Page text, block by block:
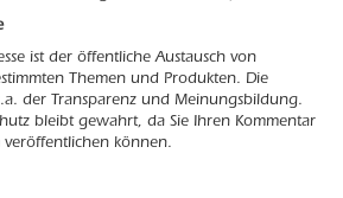
ist der öffentliche Austausch von
Themen und Produkten. Die
der Transparenz und Meinungsbildung.
bleibt gewahrt, da Sie Ihren Kommentar
veröffentlichen können.